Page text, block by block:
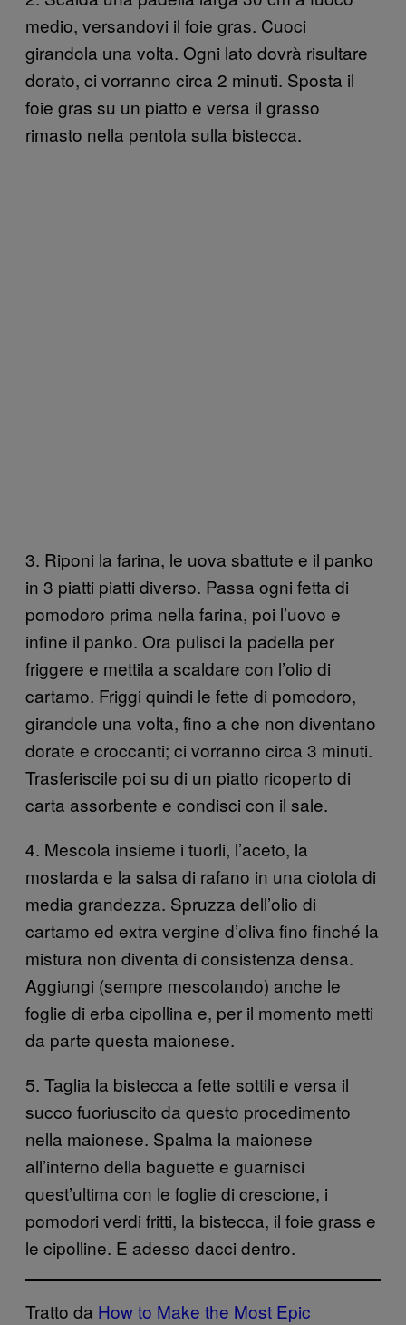
medio, versandovi il foie gras. Cuoci
girandola una volta. Ogni lato dovrà risultare
dorato, ci vorranno circa 2 minuti. Sposta il
foie gras su un piatto e versa il grasso
rimasto nella pentola sulla bistecca.
3. Riponi la farina, le uova sbattute e il panko
in 3 piatti piatti diverso. Passa ogni fetta di
pomodoro prima nella farina, poi l’uovo e
infine il panko. Ora pulisci la padella per
friggere e mettila a scaldare con l’olio di
cartamo. Friggi quindi le fette di pomodoro,
girandole una volta, fino a che non diventano
dorate e croccanti; ci vorranno circa 3 minuti.
Trasferiscile poi su di un piatto ricoperto di
carta assorbente e condisci con il sale.
4. Mescola insieme i tuorli, l’aceto, la
mostarda e la salsa di rafano in una ciotola di
media grandezza. Spruzza dell’olio di
cartamo ed extra vergine d’oliva fino finché la
mistura non diventa di consistenza densa.
Aggiungi (sempre mescolando) anche le
foglie di erba cipollina e, per il momento metti
da parte questa maionese.
5. Taglia la bistecca a fette sottili e versa il
succo fuoriuscito da questo procedimento
nella maionese. Spalma la maionese
all’interno della baguette e guarnisci
quest’ultima con le foglie di crescione, i
pomodori verdi fritti, la bistecca, il foie grass e
le cipolline. E adesso dacci dentro.
Tratto da How to Make the Most Epic